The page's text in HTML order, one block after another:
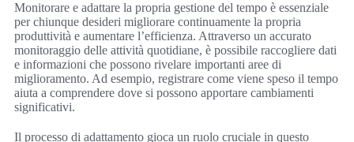
Monitorare e adattare la propria gestione del tempo è essenziale
per chiunque desideri migliorare continuamente la propria
produttività e aumentare l’efficienza. Attraverso un accurato
monitoraggio delle attività quotidiane, è possibile raccogliere dati
e informazioni che possono rivelare importanti aree di
miglioramento. Ad esempio, registrare come viene speso il tempo
aiuta a comprendere dove si possono apportare cambiamenti
significativi.
Il processo di adattamento gioca un ruolo cruciale in questo